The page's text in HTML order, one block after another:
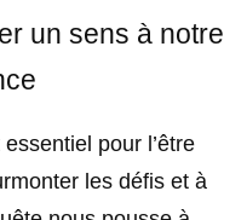
un sens à notre
pour l’être
les défis et à